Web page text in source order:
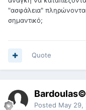
"ασφάλεια"
σημαντικό;
Quote
Bardoulas©
Posted May 29,